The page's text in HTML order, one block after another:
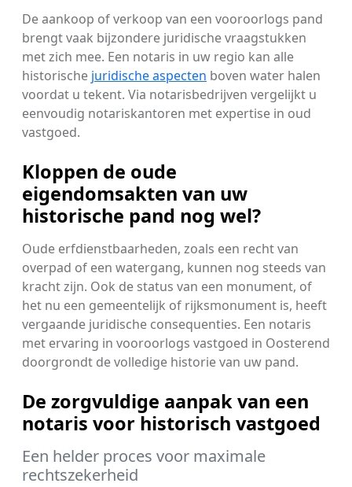
De aankoop of verkoop van een vooroorlogs pand
brengt vaak bijzondere juridische vraagstukken
met zich mee. Een notaris in uw regio kan alle
historische juridische aspecten boven water halen
voordat u tekent. Via notarisbedrijven vergelijkt u
eenvoudig notariskantoren met expertise in oud
vastgoed.
Kloppen de oude
eigendomsakten van uw
historische pand nog wel?
Oude erfdienstbaarheden, zoals een recht van
overpad of een watergang, kunnen nog steeds van
kracht zijn. Ook de status van een monument, of
het nu een gemeentelijk of rijksmonument is, heeft
vergaande juridische consequenties. Een notaris
met ervaring in vooroorlogs vastgoed in Oosterend
doorgrondt de volledige historie van uw pand.
De zorgvuldige aanpak van een
notaris voor historisch vastgoed
Een helder proces voor maximale
rechtszekerheid